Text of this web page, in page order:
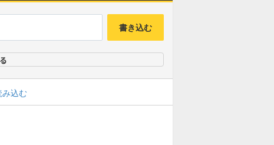
書き込む
込む